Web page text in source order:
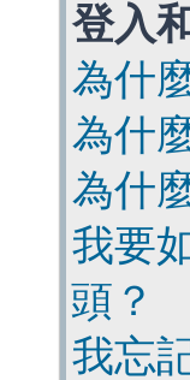
登入
為什
為什
為什
我要
頭？
我忘